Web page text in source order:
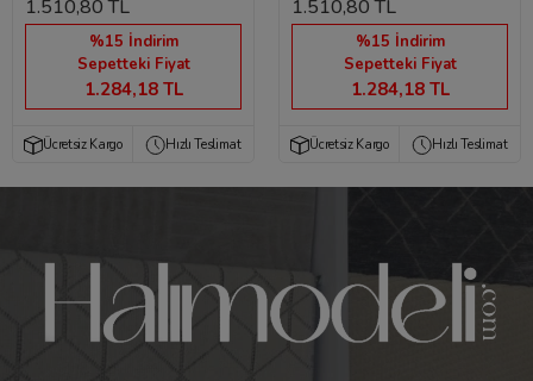
1.510,80 TL
%15 İndirim
Sepetteki Fiyat
1.284,18 TL
Ücretsiz Kargo Hızlı Teslimat
1.510,80 TL
%15 İndirim
Sepetteki Fiyat
1.284,18 TL
Ücretsiz Kargo Hızlı Teslimat